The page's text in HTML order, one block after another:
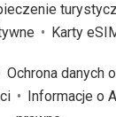
Karty
Ochrona danych
Informacje o